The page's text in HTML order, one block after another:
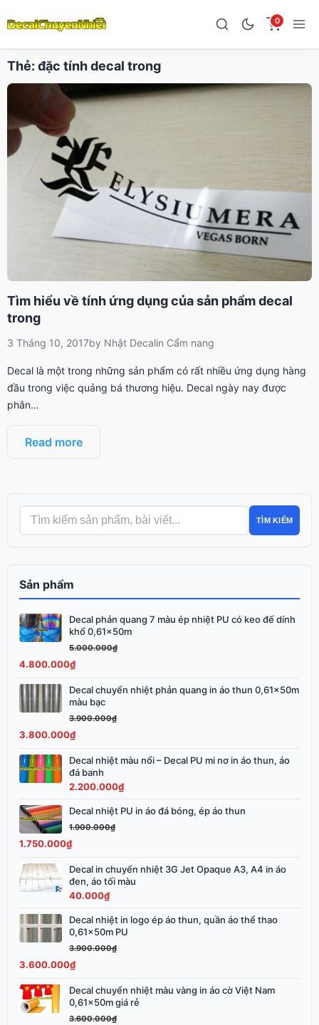
0
Thẻ: đặc tính decal trong
Tìm hiểu về tính ứng dụng của sản phẩm decal
trong
3 Tháng 10, 2017by Nhật Decalin Cẩm nang
Decal là một trong những sản phẩm có rất nhiều ứng dụng hàng
đầu trong việc quảng bá thương hiệu. Decal ngày nay được
phân…
Read more
TÌM KIẾM
Sản phẩm
Decal phản quang 7 màu ép nhiệt PU có keo đế dính
khổ 0,61x50m
5.000.000₫
Giá
gốc
5.000.000₫.
4.800.000₫
Giá
hiện
là:
4.800.000₫.
Decal chuyển nhiệt phản quang in áo thun 0,61x50m
màu bạc
3.900.000₫
Giá
gốc
3.900.000₫.
3.800.000₫
Giá
hiện
là:
3.800.000₫.
Decal nhiệt màu nổi – Decal PU mi nơ in áo thun, áo
đá banh
2.200.000₫
Decal nhiệt PU in áo đá bóng, ép áo thun
1.900.000₫
Giá
gốc
là:
1.750.000₫
Giá
hiện
tại
1.750.000₫.Decal in chuyển nhiệt 3G Jet Opaque A3, A4 in áo
đen, áo tối màu
40.000₫
Decal nhiệt in logo ép áo thun, quần áo thể thao
0,61x50m PU
3.900.000₫
Giá
3.900.000₫.
3.600.000₫
Giá
là:
3.600.000₫.
Decal chuyển nhiệt màu vàng in áo cờ Việt Nam
0,61x50m giá rẻ
3.600.000₫
Giá
gốc
Giá
hiện